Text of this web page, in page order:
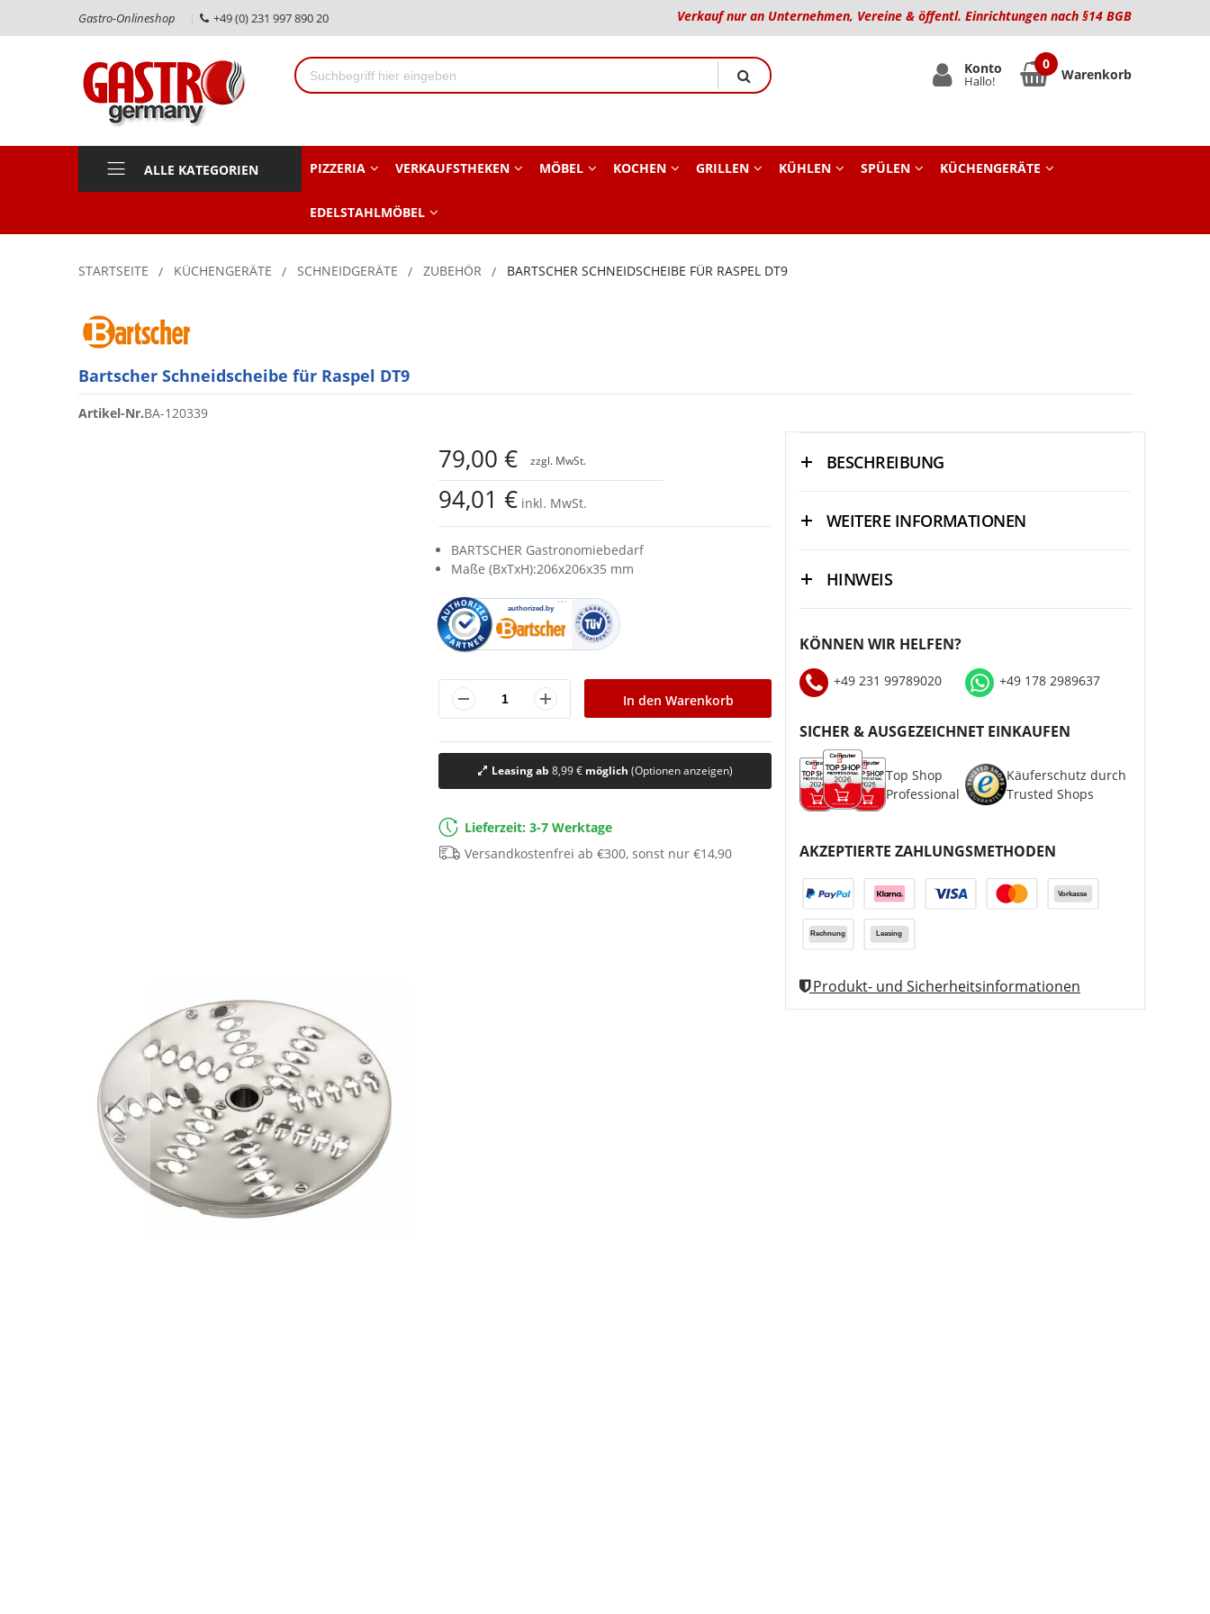
Gastro-Onlineshop +49 (0) 231 997 890 20 Verkauf nur an Unternehmen, Vereine & öffentl. Einrichtungen nach §14 BGB
Konto
Hallo! Warenkorb
ALLE KATEGORIEN PIZZERIA VERKAUFSTHEKEN MÖBEL KOCHEN GRILLEN KÜHLEN SPÜLEN KÜCHENGERÄTE
EDELSTAHLMÖBEL
STARTSEITE KÜCHENGERÄTE SCHNEIDGERÄTE ZUBEHÖR BARTSCHER SCHNEIDSCHEIBE FÜR RASPEL DT9
Bartscher Schneidscheibe für Raspel DT9
Artikel-Nr.BA-120339
79,00 €
94,01 € inkl. MwSt.
BARTSCHER Gastronomiebedarf
Maße (BxTxH):206x206x35 mm
In den Warenkorb
Leasing ab 8,99 €möglich (Optionen anzeigen)
Lieferzeit: 3-7 Werktage
Versandkostenfrei ab €300, sonst nur €14,90
BESCHREIBUNG
WEITERE INFORMATIONEN
HINWEIS
KÖNNEN WIR HELFEN?
+49 231 99789020 +49 178 2989637
SICHER & AUSGEZEICHNET EINKAUFEN
Top Shop
Professional
Käuferschutz durch
Trusted Shops
AKZEPTIERTE ZAHLUNGSMETHODEN
Produkt- und Sicherheitsinformationen